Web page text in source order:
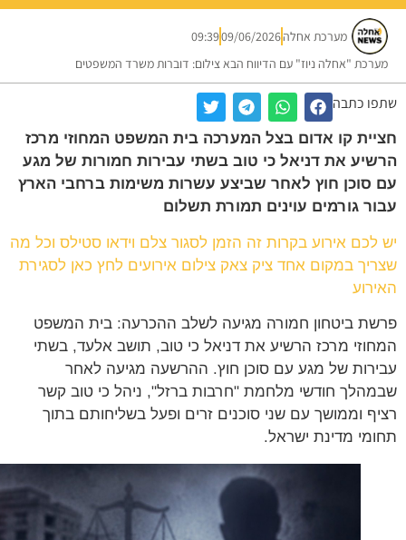
מערכת אחלה 09/06/2026
09:39
"אחלה ניוז" עם הדיווח הבא צילום: דוברות משרד המשפטים
כתבה
קו אדום בצל המערכה בית המשפט המחוזי מרכז
את דניאל כי טוב בשתי עבירות חמורות של מגע
סוכן חוץ לאחר שביצע עשרות משימות ברחבי הארץ
גורמים עוינים תמורת תשלום
אירוע בקרות זה הזמן לסגור צלם וידאו סטילס וכל מה
במקום אחד ציק צאק צילום אירועים לחץ כאן לסגירת
ביטחון חמורה מגיעה לשלב ההכרעה: בית המשפט
מרכז הרשיע את דניאל כי טוב, תושב אלעד, בשתי
של מגע עם סוכן חוץ. ההרשעה מגיעה לאחר
חודשי מלחמת "חרבות ברזל", ניהל כי טוב קשר
וממושך עם שני סוכנים זרים ופעל בשליחותם בתוך
מדינת ישראל.